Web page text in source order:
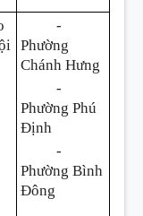
-
Phường
Chánh Hưng
-
Phường Phú
Định
-
Phường Bình
Đông